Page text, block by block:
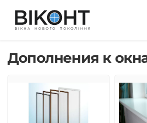
Дополнения к